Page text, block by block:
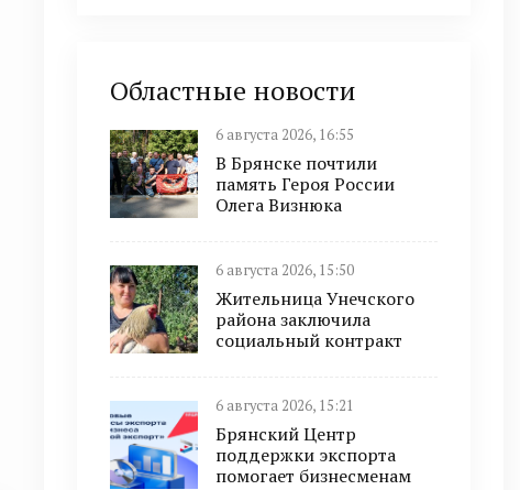
Областные новости
6 августа 2026, 16:55
В Брянске почтили
память Героя России
Олега Визнюка
6 августа 2026, 15:50
Жительница Унечского
района заключила
социальный контракт
6 августа 2026, 15:21
Брянский Центр
поддержки экспорта
помогает бизнесменам